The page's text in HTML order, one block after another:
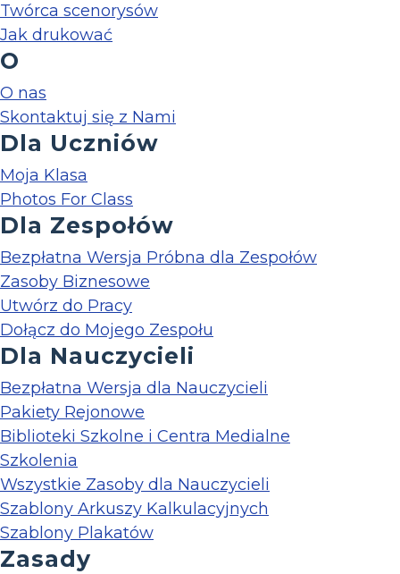
Twórca scenorysów
Jak drukować
O
O nas
Skontaktuj się z Nami
Dla Uczniów
Moja Klasa
Photos For Class
Dla Zespołów
Bezpłatna Wersja Próbna dla Zespołów
Zasoby Biznesowe
Utwórz do Pracy
Dołącz do Mojego Zespołu
Dla Nauczycieli
Bezpłatna Wersja dla Nauczycieli
Pakiety Rejonowe
Biblioteki Szkolne i Centra Medialne
Szkolenia
Wszystkie Zasoby dla Nauczycieli
Szablony Arkuszy Kalkulacyjnych
Szablony Plakatów
Zasady